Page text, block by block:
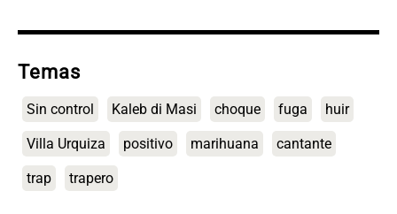
Temas
Sin control Kaleb di Masi choque fuga huir
Villa Urquiza positivo marihuana cantante
trap trapero